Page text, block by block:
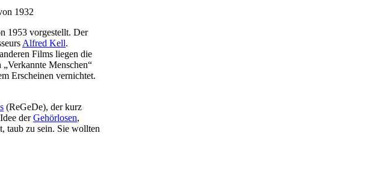
1953 vorgestellt. Der
Alfred Kell.
Films liegen die
Menschen“
Erscheinen vernichtet.
(ReGeDe), der kurz
derGehörlosen,
taub zu sein. Sie wollten